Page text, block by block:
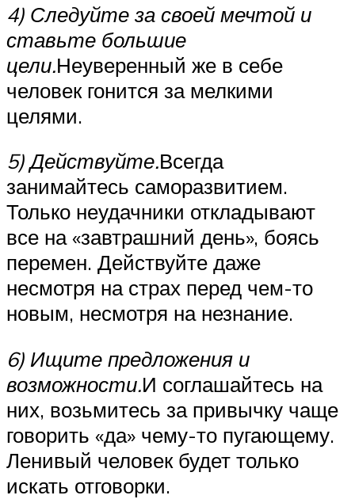
4) Следуйте за своей мечтой и
ставьте большие
цели.Неуверенный же в себе
человек гонится за мелкими
целями.
5) Действуйте.Всегда
занимайтесь саморазвитием.
Только неудачники откладывают
все на «завтрашний день», боясь
перемен. Действуйте даже
несмотря на страх перед чем-то
новым, несмотря на незнание.
6) Ищите предложения и
возможности.И соглашайтесь на
них, возьмитесь за привычку чаще
говорить «да» чему-то пугающему.
Ленивый человек будет только
искать отговорки.